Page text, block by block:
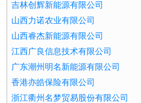
吉林创辉新能源有限公司
山西力诺农业有限公司
山西睿杰新能源有限公司
江西广良信息技术有限公司
广东潮州明名新能源有限公司
香港亦皓保险有限公司
浙江衢州名梦贸易股份有限公司